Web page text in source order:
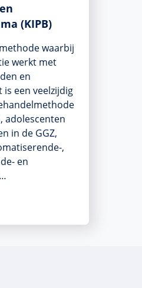
(KIPB)
waarbij
werkt met
en
is een veelzijdig
adolescenten
in de GGZ,
,
en